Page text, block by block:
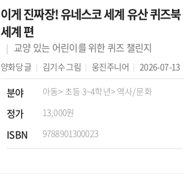
이게 진짜장! 유네스코 세계 유산 퀴즈북
세계 편
교양 있는 어린이를 위한 퀴즈 챌린지
양화당글 김기수그림 웅진주니어 2026-07-13
분야 아동> 초등 3~4학년> 역사/문화
정가 13,000원
ISBN 9788901300023